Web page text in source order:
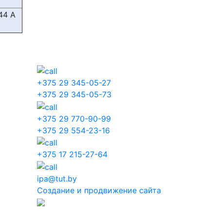
A
+375 29 345-05-27
+375 29 345-05-73
+375 29 770-90-99
+375 29 554-23-16
+375 17 215-27-64
ipa@tut.by
Создание и продвижение сайта